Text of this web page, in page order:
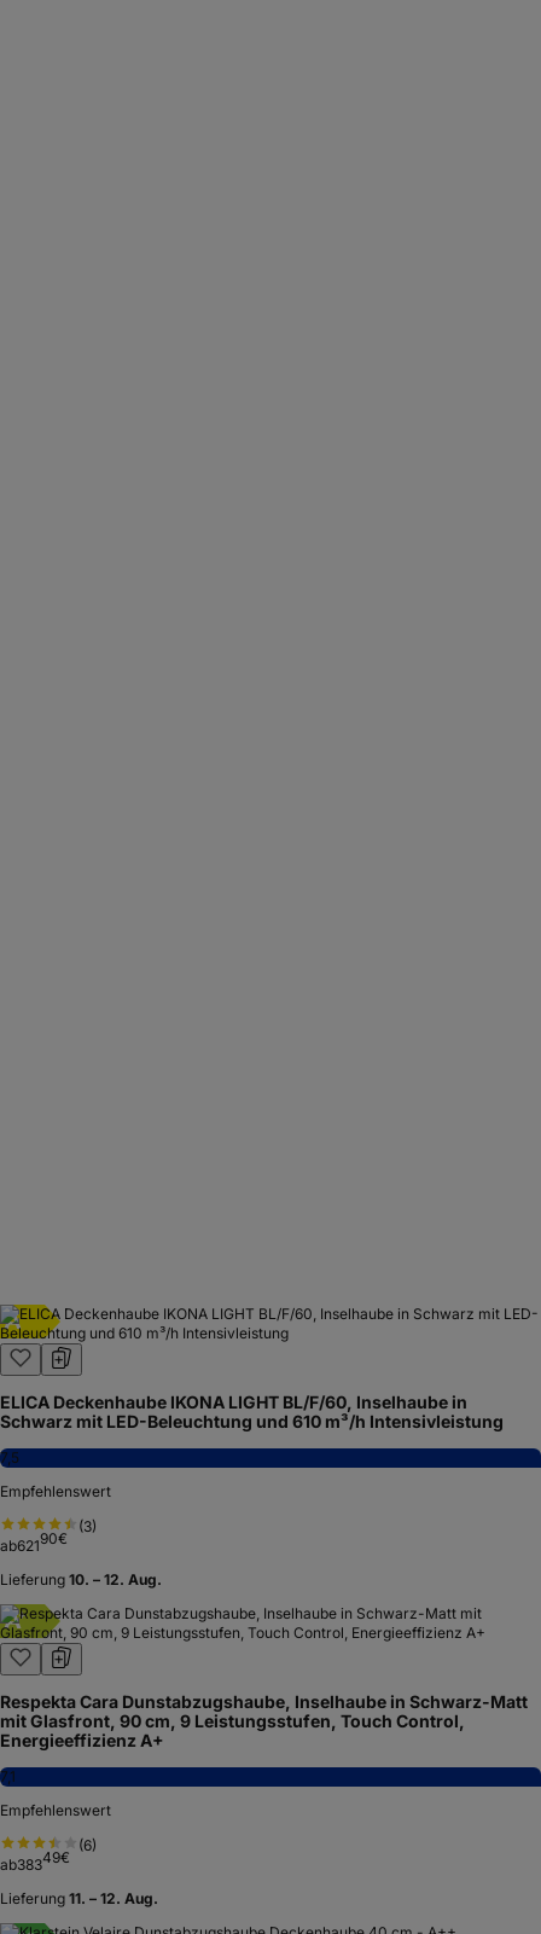
A
ELICA Deckenhaube IKONA LIGHT BL/F/60, Inselhaube in
Schwarz mit LED-Beleuchtung und 610 m³/h Intensivleistung
7,5
Empfehlenswert
(3)
ab62190€
Lieferung 10. – 12. Aug.
A+
Respekta Cara Dunstabzugshaube, Inselhaube in Schwarz-Matt
mit Glasfront, 90 cm, 9 Leistungsstufen, Touch Control,
Energieeffizienz A+
7,1
Empfehlenswert
(6)
ab38349€
Lieferung 11. – 12. Aug.